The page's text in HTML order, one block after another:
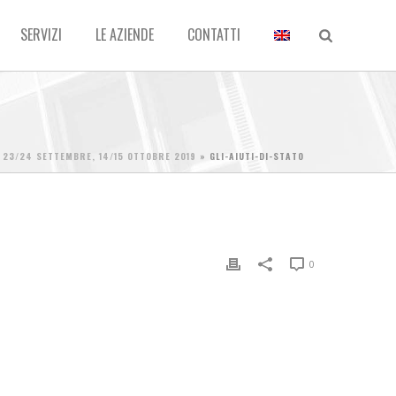
SERVIZI LE AZIENDE CONTATTI
24 SETTEMBRE, 14/15 OTTOBRE 2019 » GLI-AIUTI-DI-STATO
0